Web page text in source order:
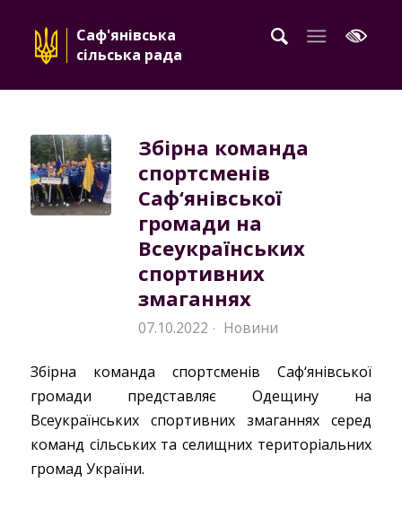
Саф'янівська
сільська рада
Збірна команда
спортсменів
Саф‘янівської
громади на
Всеукраїнських
спортивних
змаганнях
07.10.2022 · Новини
Збірна команда спортсменів Саф‘янівської
громади представляє Одещину на
Всеукраїнських спортивних змаганнях серед
команд сільських та селищних територіальних
громад України.